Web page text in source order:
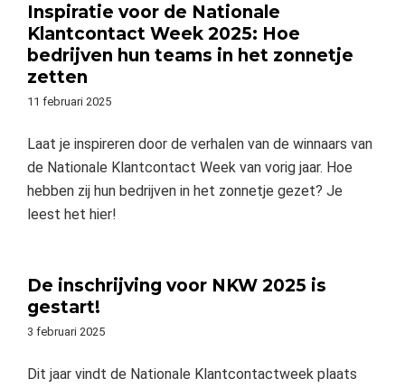
Inspiratie voor de Nationale
Klantcontact Week 2025: Hoe
bedrijven hun teams in het zonnetje
zetten
11 februari 2025
Laat je inspireren door de verhalen van de winnaars van
de Nationale Klantcontact Week van vorig jaar. Hoe
hebben zij hun bedrijven in het zonnetje gezet? Je
leest het hier!
De inschrijving voor NKW 2025 is
gestart!
3 februari 2025
Dit jaar vindt de Nationale Klantcontactweek plaats